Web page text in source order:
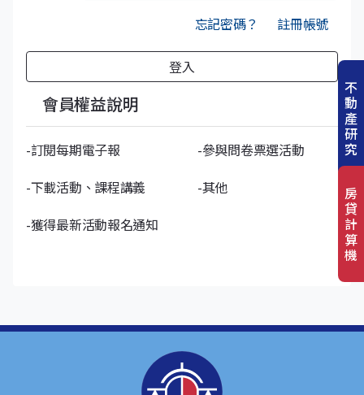
忘記密碼？ 註冊帳號
登入
會員權益說明
-訂閱每期電子報
-參與問卷票選活動
-下載活動、課程講義
-其他
-獲得最新活動報名通知
不
動
產
研
究
房
貸
計
算
機